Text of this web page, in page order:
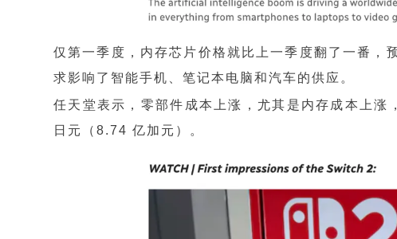
仅第一季度，内存芯片价格就比上一季度翻了一番
求影响了智能手机、笔记本电脑和汽车的供应。
任天堂表示，零部件成本上涨，尤其是内存成本上
日元（8.74 亿加元）。